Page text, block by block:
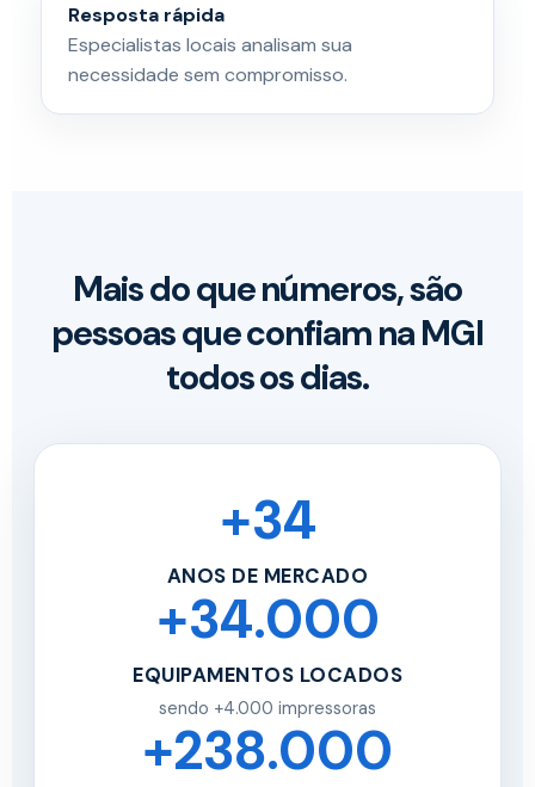
Resposta rápida
Especialistas locais analisam sua
necessidade sem compromisso.
Mais do que números, são
pessoas que confiam na MGI
todos os dias.
+34
ANOS DE MERCADO
+34.000
EQUIPAMENTOS LOCADOS
sendo +4.000 impressoras
+238.000